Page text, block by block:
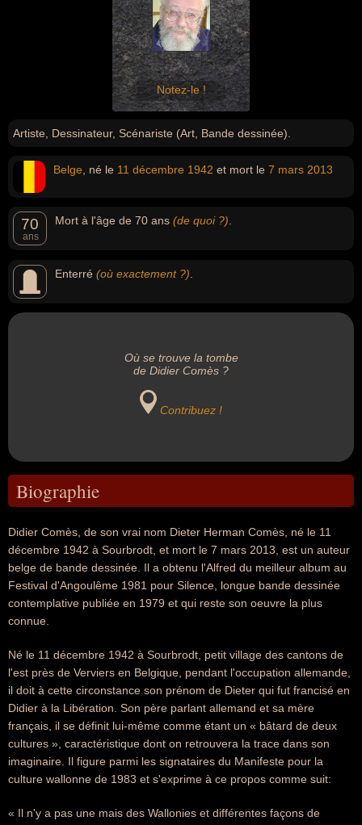
Notez-le !
Artiste, Dessinateur, Scénariste (Art, Bande dessinée).
Belge , né le 11 décembre 1942 et mort le 7 mars 2013
70
ans
Mort à l'âge de 70 ans (de quoi ?)
Enterré (où exactement ?)
Où se trouve la tombe
de Didier Comès ?
Contribuez !
Biographie
Didier Comès, de son vrai nom Dieter Herman Comès, né le 11
décembre 1942 à Sourbrodt, et mort le 7 mars 2013, est un auteur
belge de bande dessinée. Il a obtenu l'Alfred du meilleur album au
Festival d'Angoulême 1981 pour Silence, longue bande dessinée
contemplative publiée en 1979 et qui reste son oeuvre la plus
connue.
Né le 11 décembre 1942 à Sourbrodt, petit village des cantons de
l'est près de Verviers en Belgique, pendant l'occupation allemande,
il doit à cette circonstance son prénom de Dieter qui fut francisé en
Didier à la Libération. Son père parlant allemand et sa mère
français, il se définit lui-même comme étant un « bâtard de deux
cultures », caractéristique dont on retrouvera la trace dans son
imaginaire. Il figure parmi les signataires du Manifeste pour la
culture wallonne de 1983 et s'exprime à ce propos comme suit:
« Il n'y a pas une mais des Wallonies et différentes façons de